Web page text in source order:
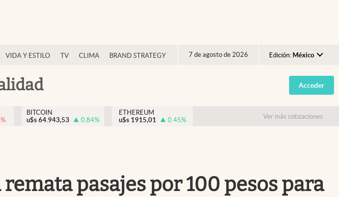
VIDA Y ESTILO TV CLIMA BRAND STRATEGY 7 de agosto de 2026 Edición: México
Argentina
España
USA
Acceder
%
BITCOIN
u$s 64.943,53 0.84%
ETHEREUM
u$s 1915,01 0.45% Ver más cotizaciones
pasajes por 100 pesos para